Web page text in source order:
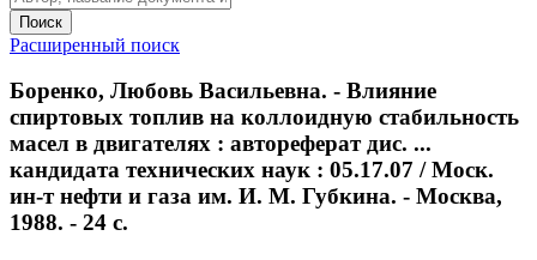
Поиск
Расширенный поиск
Боренко, Любовь Васильевна. - Влияние
спиртовых топлив на коллоидную стабильность
масел в двигателях : автореферат дис. ...
кандидата технических наук : 05.17.07 / Моск.
ин-т нефти и газа им. И. М. Губкина. - Москва,
1988. - 24 с.